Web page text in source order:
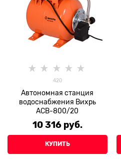
420
Автономная станция
водоснабжения Вихрь
АСВ-800/20
10 316 руб.
КУПИТЬ